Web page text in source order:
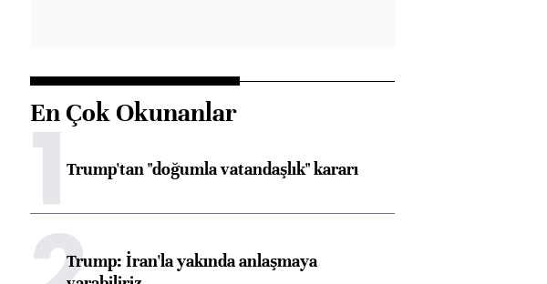
En Çok Okunanlar
1Trump'tan "doğumla vatandaşlık" kararı
Trump: İran'la yakında anlaşmaya